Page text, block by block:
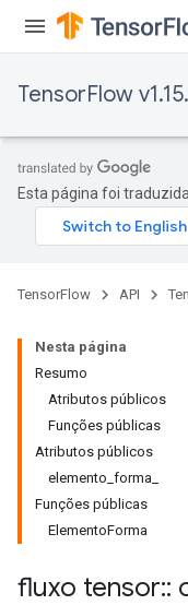
TensorFlow
Esta página foi
TensorFlow API
Nesta página
Resumo
Atributos públicos
Funções públicas
Atributos públicos
elemento_forma_
Funções públicas
ElementoForma
fluxo tensor::